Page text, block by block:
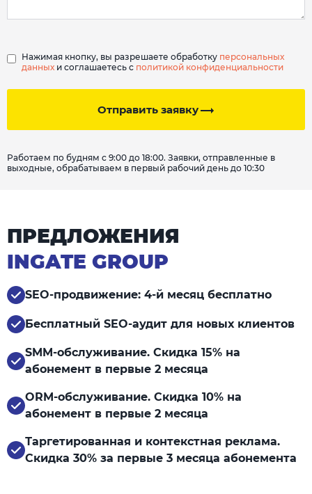
Отправить заявку
Нажимая кнопку, вы разрешаете обработку персональных
данных и соглашаетесь с политикой конфиденциальности
Работаем по будням с 9:00 до 18:00. Заявки, отправленные в
выходные, обрабатываем в первый рабочий день до 10:30
ПРЕДЛОЖЕНИЯ
INGATE GROUP
SEO-продвижение: 4-й месяц бесплатно
Бесплатный SEO-аудит для новых клиентов
SMM-обслуживание. Скидка 15% на
абонемент в первые 2 месяца
ORM-обслуживание. Скидка 10% на
абонемент в первые 2 месяца
Таргетированная и контекстная реклама.
Скидка 30% за первые 3 месяца абонемента